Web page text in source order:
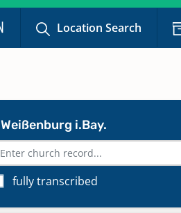
Location Search
Weißenburg i.Bay.
fully transcribed
Keine verfügbaren Digitalisate
Taufen 1965 - 1980
Keine verfügbaren Digitalisate